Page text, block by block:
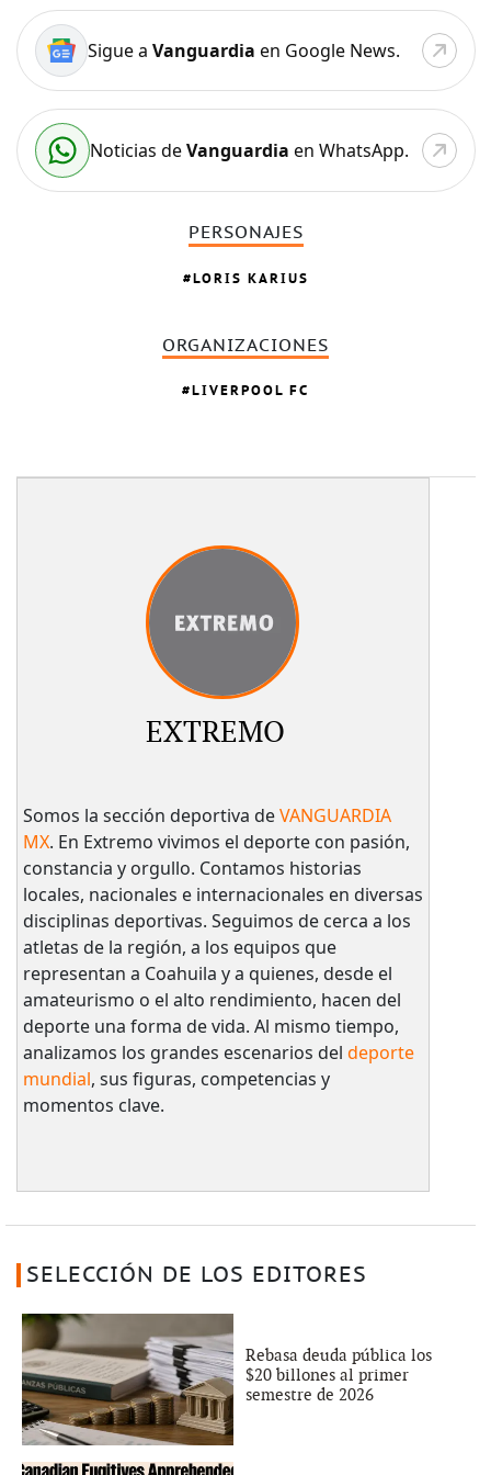
Sigue a Vanguardia en Google News.
Noticias deVanguardia en WhatsApp.
PERSONAJES
LORIS KARIUS
ORGANIZACIONES
LIVERPOOL FC
EXTREMO
Somos la sección deportiva deVANGUARDIA
MX. En Extremo vivimos el deporte con pasión,
constancia y orgullo. Contamos historias
locales, nacionales e internacionales en diversas
disciplinas deportivas. Seguimos de cerca a los
atletas de la región, a los equipos que
representan a Coahuila y a quienes, desde el
amateurismo o el alto rendimiento, hacen del
deporte una forma de vida. Al mismo tiempo,
analizamos los grandes escenarios del deporte
mundial, sus figuras, competencias y
momentos clave.
SELECCIÓN DE LOS EDITORES
Rebasa deuda pública los
$20 billones al primer
semestre de 2026